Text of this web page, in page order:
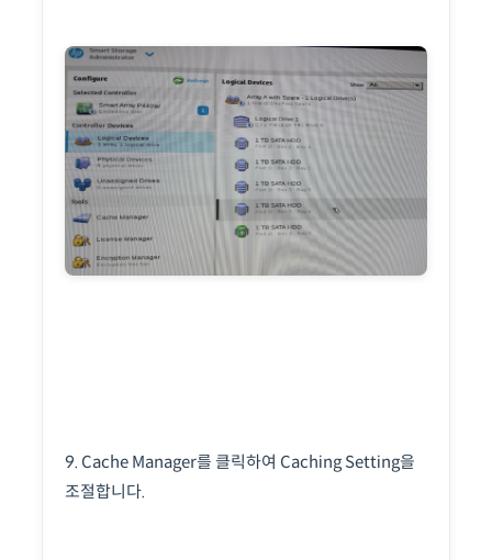
9. Cache Manager를 클릭하여 Caching Setting을
조절합니다.